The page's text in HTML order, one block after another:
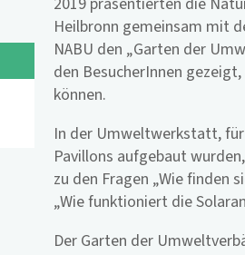
Heilbronn gemeinsam mit
NABU den „Garten der
den BesucherInnen
können.
In der Umweltwerkstatt,
Pavillons aufgebaut
zu den Fragen „Wie finden
„Wie funktioniert die
Der Garten der